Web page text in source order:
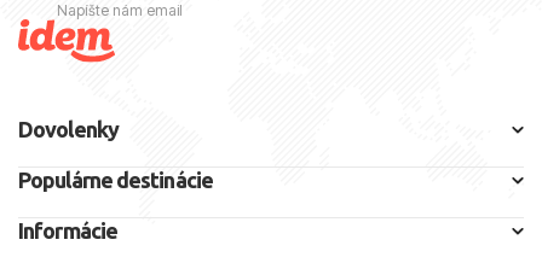
Napíšte nám email
Dovolenky
Populárne destinácie
Informácie